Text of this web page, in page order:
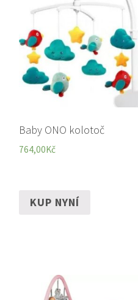
Baby ONO kolotoč
764,00Kč
KUP NYNÍ